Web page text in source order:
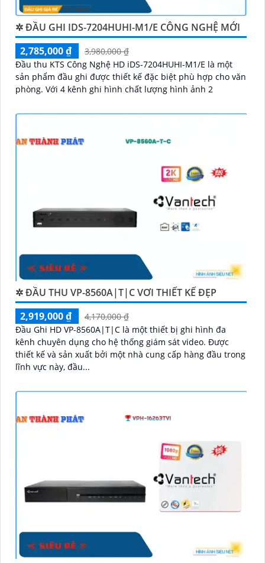
✲ ĐẦU GHI IDS-7204HUHI-M1/E CÔNG NGHỆ MỚI
2,785,000 ₫
3,980,000 ₫
Đầu thu KTS Công Nghệ HD iDS-7204HUHI-M1/E là một
sản phẩm đầu ghi được thiết kế đặc biệt phù hợp cho văn
phòng. Với 4 kênh ghi hình chất lượng hình ảnh 2
✲ ĐẦU THU VP-8560A|T|C VƠI THIẾT KẾ ĐẸP
2,919,000 ₫
4,170,000 ₫
Đầu Ghi HD VP-8560A|T|C là một thiết bị ghi hình đa
kênh chuyên dụng cho hệ thống giám sát video. Được
thiết kế và sản xuất bởi một nhà cung cấp hàng đầu trong
lĩnh vực này, đầu...